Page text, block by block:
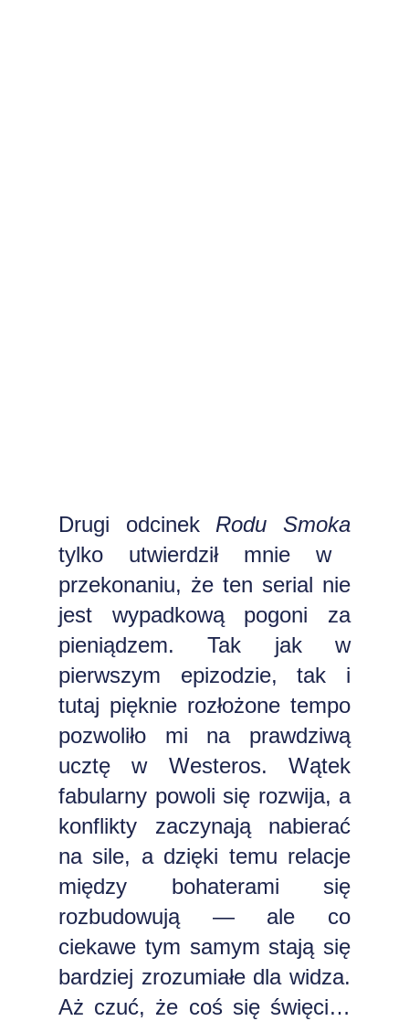
Drugi odcinek Rodu Smoka
tylko utwierdził mnie w
przekonaniu, że ten serial nie
jest wypadkową pogoni za
pieniądzem. Tak jak w
pierwszym epizodzie, tak i
tutaj pięknie rozłożone tempo
pozwoliło mi na prawdziwą
ucztę w Westeros. Wątek
fabularny powoli się rozwija, a
konflikty zaczynają nabierać
na sile, a dzięki temu relacje
między bohaterami się
rozbudowują — ale co
ciekawe tym samym stają się
bardziej zrozumiałe dla widza.
Aż czuć, że coś się święci…